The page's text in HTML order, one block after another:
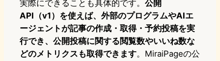
実際にできることも具体的です。 公開
API（v1）を使えば、外部のプログラムやAIエ
ージェントが記事の作成・取得・予約投稿を実
行でき、公開投稿に関する閲覧数やいいね数な
どのメトリクスも取得できます。MiraiPageの公